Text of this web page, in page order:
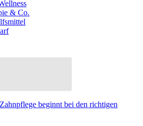
& Co.
beginnt bei den richtigen